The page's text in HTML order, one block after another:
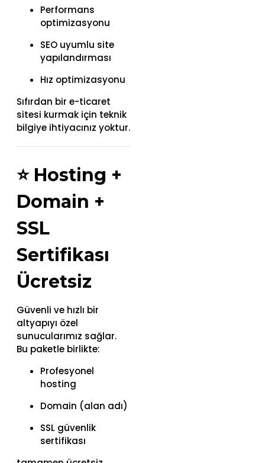
Performans
optimizasyonu
SEO uyumlu site
yapılandırması
Hız optimizasyonu
Sıfırdan bir e-ticaret
sitesi kurmak için teknik
bilgiye ihtiyacınız yoktur.
⭐ Hosting +
Domain +
SSL
Sertifikası
Ücretsiz
Güvenli ve hızlı bir
altyapıyı özel
sunucularımız sağlar.
Bu paketle birlikte:
Profesyonel
hosting
Domain (alan adı)
SSL güvenlik
sertifikası